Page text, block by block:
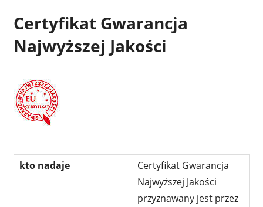
Certyfikat Gwarancja
Najwyższej Jakości
kto nadaje
Certyfikat Gwarancja
Najwyższej Jakości
przyznawany jest przez